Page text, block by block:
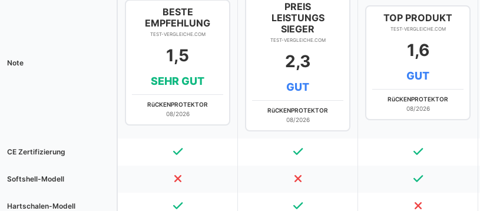
Note
BESTE
EMPFEHLUNG
TEST-VERGLEICHE.COM
1,5
SEHR GUT
RüCKENPROTEKTOR
08/2026
PREIS
LEISTUNGS
SIEGER
TEST-VERGLEICHE.COM
2,3
GUT
RüCKENPROTEKTOR
08/2026
TOP PRODUKT
TEST-VERGLEICHE.COM
1,6
GUT
RüCKENPROTEKTOR
08/2026
CE Zertifizierung
Softshell-Modell
Hartschalen-Modell